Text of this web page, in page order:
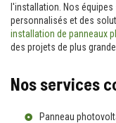
l'installation. Nos
personnalisés et des
installation de panneaux
des projets de plus grande
Nos services
Panneau